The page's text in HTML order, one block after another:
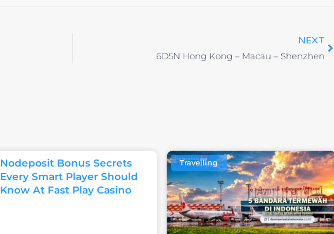
NEXT
6D5N Hong Kong – Macau – Shenzhen
Nodeposit Bonus Secrets
Every Smart Player Should
Know At Fast Play Casino
Travelling